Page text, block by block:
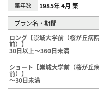
築年数 1985年 4月 築
プラン名・期間
ロング【崇城大学前（桜が丘病
前）】
30日以上～360日未満
ショート【崇城大学前（桜が丘
前）】
～30日未満